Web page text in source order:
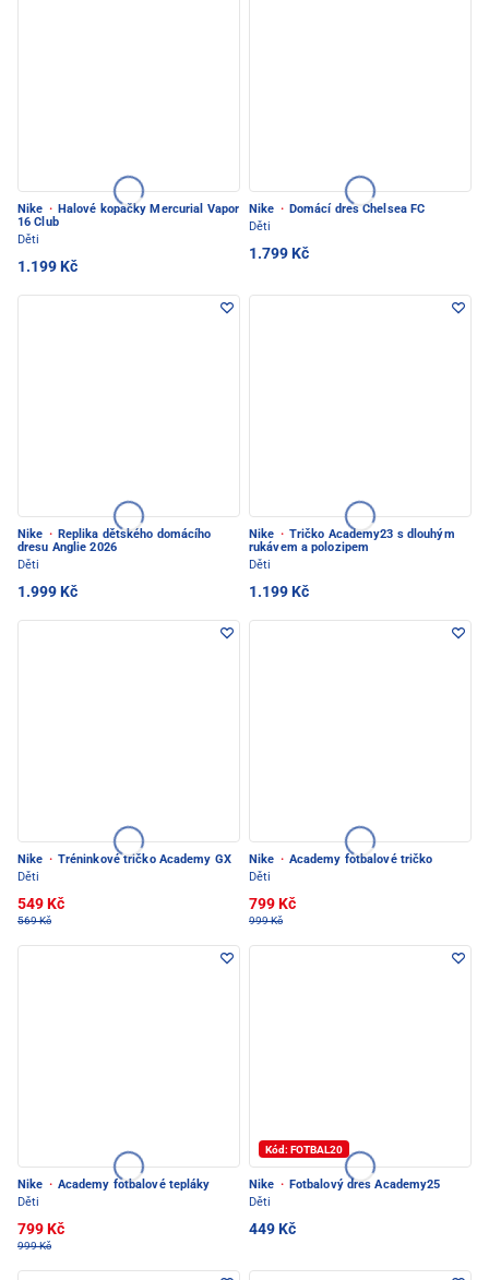
Nike · Halové kopačky Mercurial Vapor
16 Club
Děti
1.199 Kč
Nike · Domácí dres Chelsea FC
Děti
1.799 Kč
Nike · Replika dětského domácího
dresu Anglie 2026
Děti
1.999 Kč
Nike · Tričko Academy23 s dlouhým
rukávem a polozipem
Děti
1.199 Kč
Nike · Tréninkové tričko Academy GX
Děti
549 Kč
569 Kč
Nike · Academy fotbalové tričko
Děti
799 Kč
999 Kč
Nike · Academy fotbalové tepláky
Děti
799 Kč
999 Kč
Kód: FOTBAL20
Nike · Fotbalový dres Academy25
Děti
449 Kč